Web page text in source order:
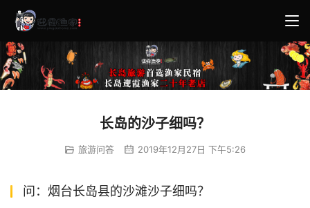
长岛的沙子细吗？
旅游问答 2019年12月27日 下午5:26
问：烟台长岛县的沙滩沙子细吗？